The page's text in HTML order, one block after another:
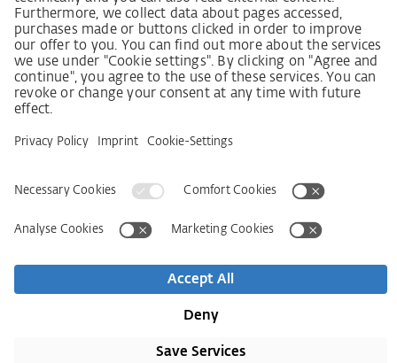
Довідкові дані AGB
Політика конфіденційності
Заява щодо доступності
Контактна інформація